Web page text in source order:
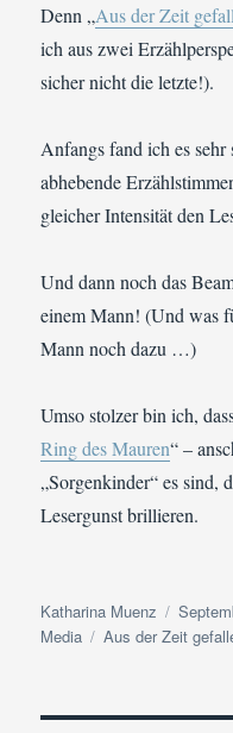
Denn „Aus der Zeit
ich aus zwei
sicher nicht die letzte!).
Anfangs fand ich es
abhebende
gleicher Intensität den
Und dann noch das
einem Mann! (Und was
Mann noch dazu …)
Umso stolzer bin ich,
Ring des Mauren“ –
„Sorgenkinder“ es sind,
Lesergunst brillieren.
Autor
Katharina Muenz
am
Media
Schlagwörter
Aus der Zeit